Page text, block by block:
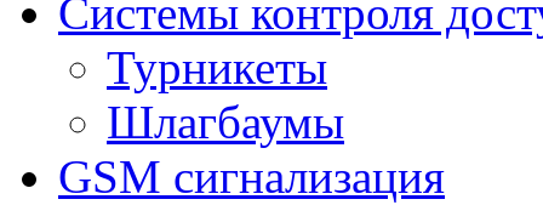
Системы контроля
Турникеты
Шлагбаумы
GSM сигнализация